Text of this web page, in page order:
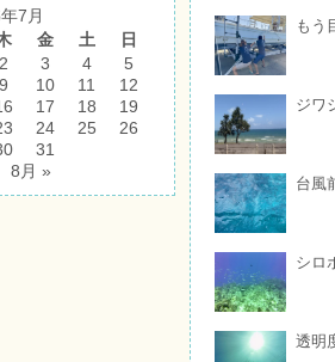
7月
金 土
日
2 3 4
5
9 10 11
12
17 18
19
24 25
26
31
8月 »
もう
ジワ
台風
シロ
透明